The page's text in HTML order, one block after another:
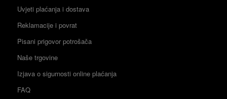
Uvjeti plaćanja i dostava
Reklamacije i povrat
Pisani prigovor potrošača
Naše trgovine
Izjava o sigurnosti online plaćanja
FAQ